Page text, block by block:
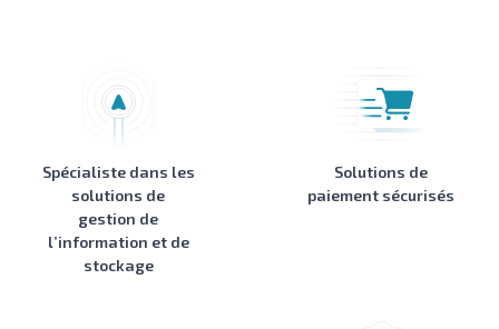
Spécialiste dans les
solutions de
gestion de
l’information et de
stockage
Solutions de
paiement sécurisés